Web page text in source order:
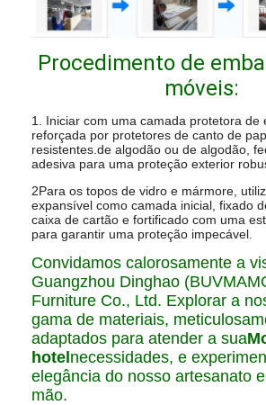
Procedimento de
móveis:
1. Iniciar com uma camada protetora de
reforçada por protetores de canto de
resistentes.de algodão ou de algodão,
adesiva para uma proteção exterior
2Para os topos de vidro e mármore,
expansível como camada inicial, fixado
caixa de cartão e fortificado com uma
para garantir uma proteção impecável.
Convidamos calorosamente a
Guangzhou Dinghao
Furniture Co., Ltd. Explorar a
gama de materiais,
adaptados para atender a sua
hotelnecessidades, e
elegância do nosso artesanato
mão.